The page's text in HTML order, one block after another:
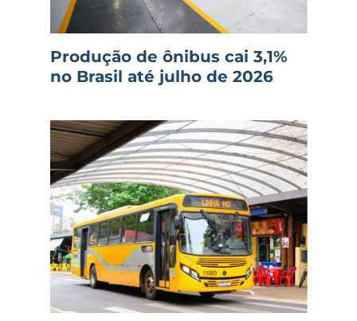
Produção de ônibus cai 3,1%
no Brasil até julho de 2026